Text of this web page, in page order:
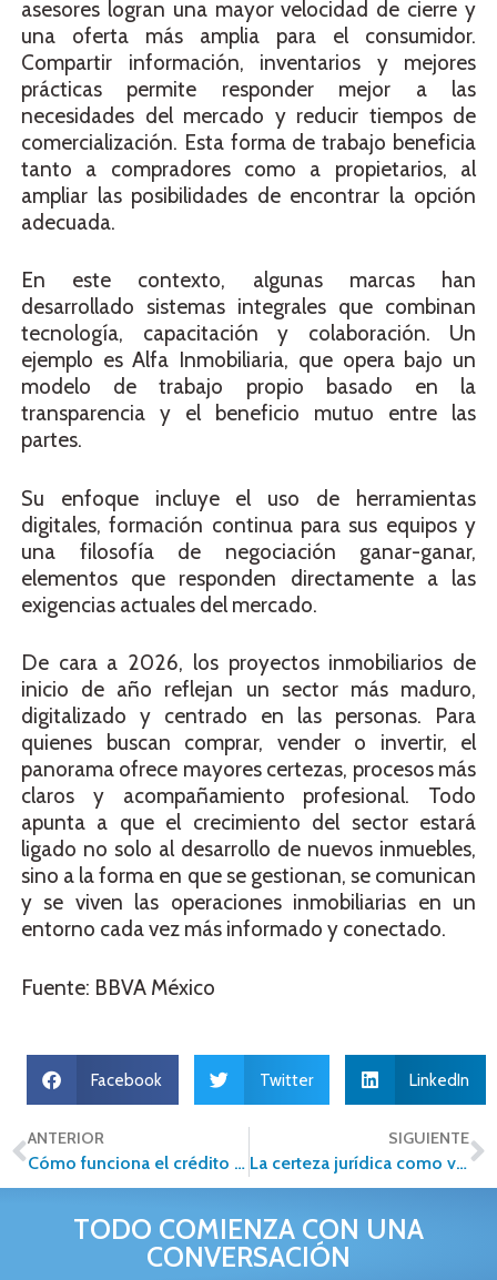
asesores logran una mayor velocidad de cierre y
una oferta más amplia para el consumidor.
Compartir información, inventarios y mejores
prácticas permite responder mejor a las
necesidades del mercado y reducir tiempos de
comercialización. Esta forma de trabajo beneficia
tanto a compradores como a propietarios, al
ampliar las posibilidades de encontrar la opción
adecuada.
En este contexto, algunas marcas han
desarrollado sistemas integrales que combinan
tecnología, capacitación y colaboración. Un
ejemplo es Alfa Inmobiliaria, que opera bajo un
modelo de trabajo propio basado en la
transparencia y el beneficio mutuo entre las
partes.
Su enfoque incluye el uso de herramientas
digitales, formación continua para sus equipos y
una filosofía de negociación ganar-ganar,
elementos que responden directamente a las
exigencias actuales del mercado.
De cara a 2026, los proyectos inmobiliarios de
inicio de año reflejan un sector más maduro,
digitalizado y centrado en las personas. Para
quienes buscan comprar, vender o invertir, el
panorama ofrece mayores certezas, procesos más
claros y acompañamiento profesional. Todo
apunta a que el crecimiento del sector estará
ligado no solo al desarrollo de nuevos inmuebles,
sino a la forma en que se gestionan, se comunican
y se viven las operaciones inmobiliarias en un
entorno cada vez más informado y conectado.
Fuente: BBVA México
Facebook Twitter LinkedIn
ANTERIOR
Cómo funciona el crédito Infonavit y cómo aprovecharlo al máximo
SIGUIENTE
La certeza jurídica como ventaja competitiva en el sector inmobiliario
TODO COMIENZA CON UNA
CONVERSACIÓN